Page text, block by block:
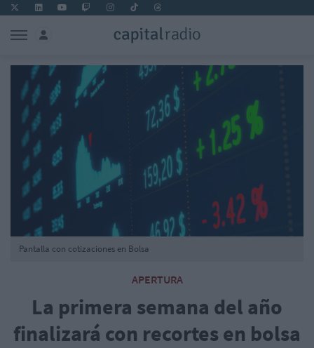
APERTURA
La primera semana del año
finalizará con recortes en bolsa
Pantalla con cotizaciones en Bolsa